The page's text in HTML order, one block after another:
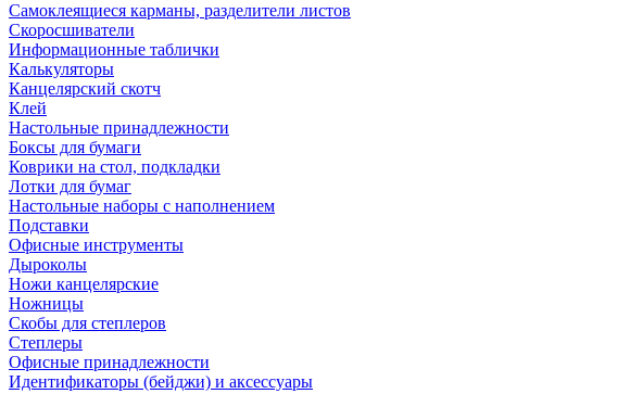
Самоклеящиеся карманы, разделители листов
Скоросшиватели
Информационные таблички
Калькуляторы
Канцелярский скотч
Клей
Настольные принадлежности
Боксы для бумаги
Коврики на стол, подкладки
Лотки для бумаг
Настольные наборы с наполнением
Подставки
Офисные инструменты
Дыроколы
Ножи канцелярские
Ножницы
Скобы для степлеров
Степлеры
Офисные принадлежности
Идентификаторы (бейджи) и аксессуары